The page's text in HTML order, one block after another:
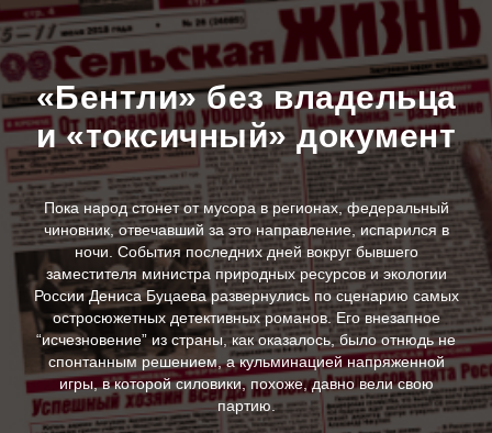
«Бентли» без владельца
и «токсичный» документ
Пока народ стонет от мусора в регионах, федеральный
чиновник, отвечавший за это направление, испарился в
ночи. События последних дней вокруг бывшего
заместителя министра природных ресурсов и экологии
России Дениса Буцаева развернулись по сценарию самых
остросюжетных детективных романов. Его внезапное
“исчезновение” из страны, как оказалось, было отнюдь не
спонтанным решением, а кульминацией напряженной
игры, в которой силовики, похоже, давно вели свою
партию.